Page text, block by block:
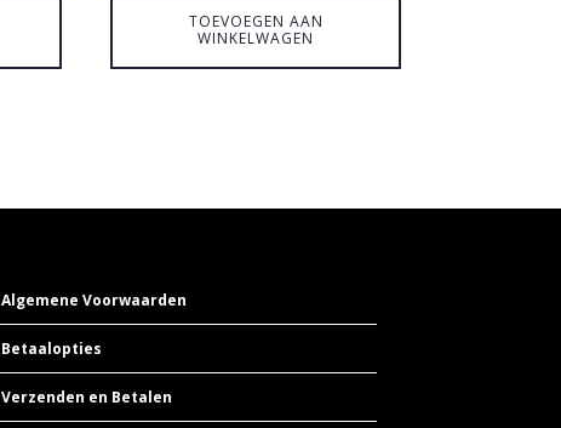
TOEVOEGEN AAN
WINKELWAGEN
Algemene Voorwaarden
Betaalopties
Verzenden en Betalen